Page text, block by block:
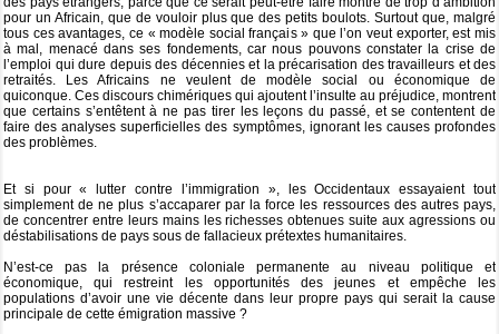
pour un Africain, que de vouloir plus que des petits boulots. Surtout que, malgré
tous ces avantages, ce « modèle social français » que l’on veut exporter, est mis
à mal, menacé dans ses fondements, car nous pouvons constater la crise de
l’emploi qui dure depuis des décennies et la précarisation des travailleurs et des
retraités. Les Africains ne veulent de modèle social ou économique de
quiconque. Ces discours chimériques qui ajoutent l’insulte au préjudice, montrent
que certains s’entêtent à ne pas tirer les leçons du passé, et se contentent de
faire des analyses superficielles des symptômes, ignorant les causes profondes
des problèmes.
Et si pour « lutter contre l’immigration », les Occidentaux essayaient tout
simplement de ne plus s’accaparer par la force les ressources des autres pays,
de concentrer entre leurs mains les richesses obtenues suite aux agressions ou
déstabilisations de pays sous de fallacieux prétextes humanitaires.
N’est-ce pas la présence coloniale permanente au niveau politique et
économique, qui restreint les opportunités des jeunes et empêche les
populations d’avoir une vie décente dans leur propre pays qui serait la cause
principale de cette émigration massive ?